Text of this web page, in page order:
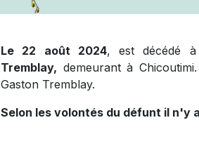
Le 22 août 2024, est décédé
Tremblay, demeurant à
Gaston Tremblay.
Selon les volontés du défunt il n'y